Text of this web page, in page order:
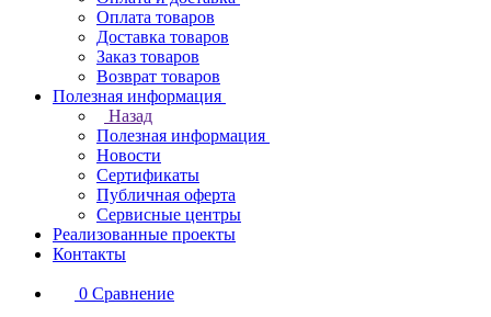
Оплата товаров
Доставка товаров
Заказ товаров
Возврат товаров
Полезная информация
Назад
Полезная информация
Новости
Сертификаты
Публичная оферта
Сервисные центры
Реализованные проекты
Контакты
0 Сравнение